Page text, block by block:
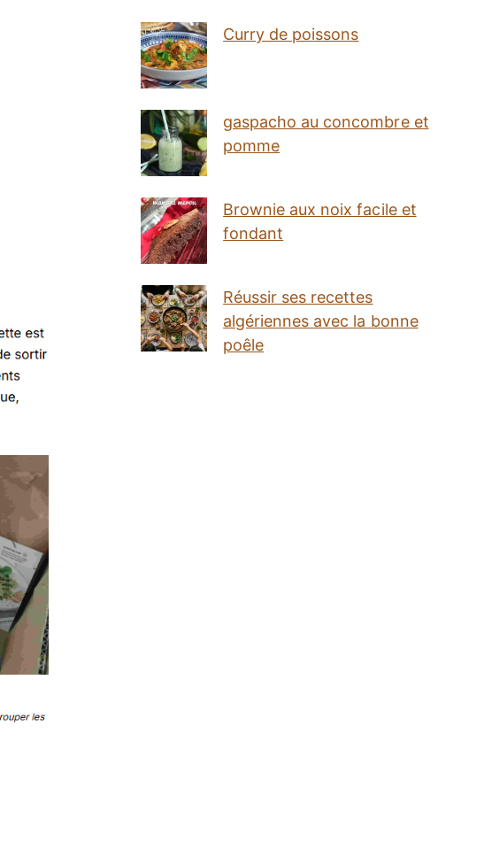
Curry de poissons
gaspacho au concombre et
pomme
Brownie aux noix facile et
fondant
Réussir ses recettes
algériennes avec la bonne
poêle